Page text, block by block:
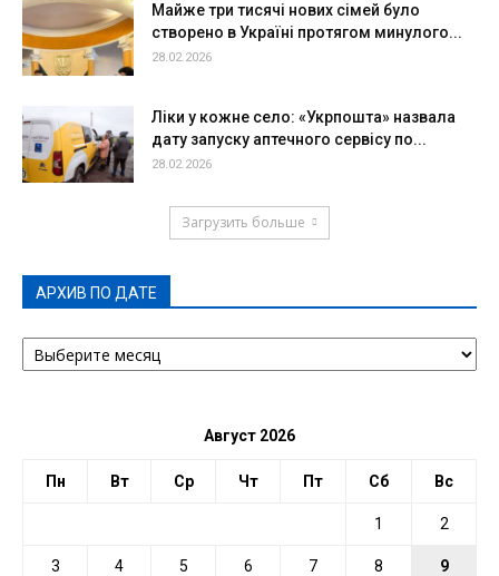
Майже три тисячі нових сімей було
створено в Україні протягом минулого...
28.02.2026
Ліки у кожне село: «Укрпошта» назвала
дату запуску аптечного сервісу по...
28.02.2026
Загрузить больше
АРХИВ ПО ДАТЕ
АРХИВ
ПО
Август 2026
Пн Вт Ср Чт Пт Сб Вс
1 2
3 4 5 6 7 8 9